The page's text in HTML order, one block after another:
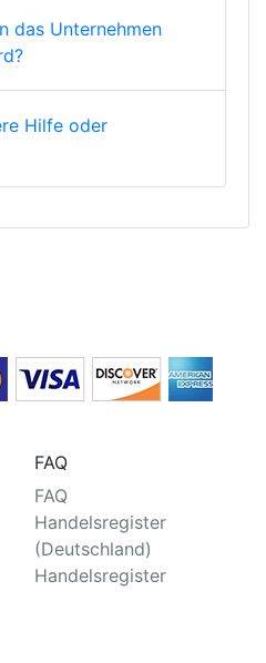
das Unternehmen
Hilfe oder
FAQ
FAQ
Handelsregister
(Deutschland)
Handelsregister